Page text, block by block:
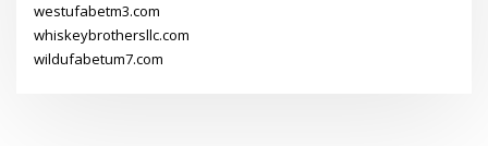
westufabetm3.com
whiskeybrothersllc.com
wildufabetum7.com